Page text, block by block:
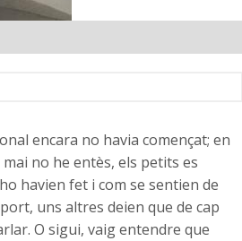
encara no havia començat; en
no he entès, els petits es
havien fet i com se sentien de
uns altres deien que de cap
O sigui, vaig entendre que